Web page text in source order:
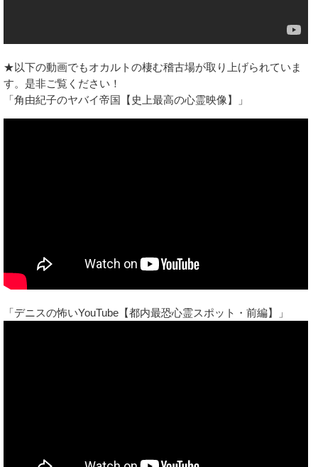
★以下の動画でもオカルトの棲む稽古場が取り上げられていま
す。是非ご覧ください！
「角由紀子のヤバイ帝国【史上最高の心霊映像】」
「デニスの怖いYouTube【都内最恐心霊スポット・前編】」